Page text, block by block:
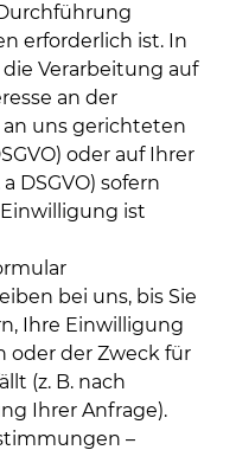
erforderlich ist. In
Verarbeitung auf
an der
uns gerichteten
oder auf Ihrer
DSGVO) sofern
ist
bei uns, bis Sie
Ihre Einwilligung
oder der Zweck für
(z. B. nach
Ihrer Anfrage).
–